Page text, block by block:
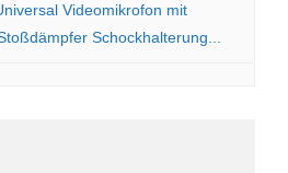
Videomikrofon mit
Schockhalterung...